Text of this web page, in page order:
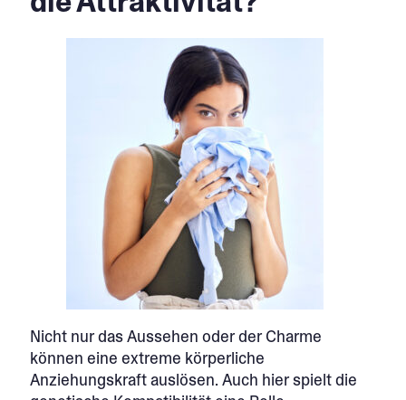
Nicht nur das Aussehen oder der Charme
können eine extreme körperliche
Anziehungskraft auslösen. Auch hier spielt die